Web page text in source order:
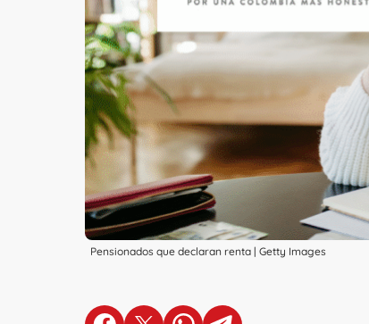
Pensionados que declaran renta | Getty Images